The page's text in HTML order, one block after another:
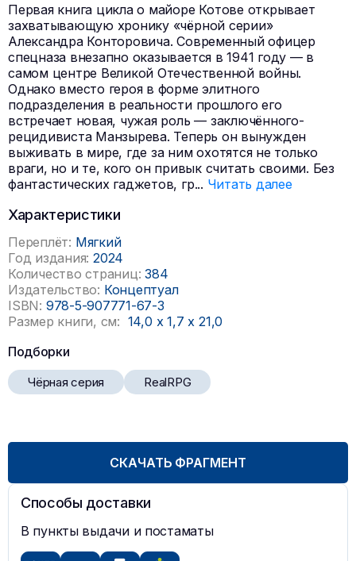
Первая книга цикла о майоре Котове открывает
захватывающую хронику «чёрной серии»
Александра Конторовича. Современный офицер
спецназа внезапно оказывается в 1941 году — в
самом центре Великой Отечественной войны.
Однако вместо героя в форме элитного
подразделения в реальности прошлого его
встречает новая, чужая роль — заключённого-
рецидивиста Манзырева. Теперь он вынужден
выживать в мире, где за ним охотятся не только
враги, но и те, кого он привык считать своими. Без
фантастических гаджетов, гр... Читать далее
Характеристики
Переплёт: Мягкий
Год издания: 2024
Количество страниц: 384
Издательство: Концептуал
ISBN: 978-5-907771-67-3
Размер книги, см: 14,0 x 1,7 x 21,0
Подборки
Чёрная серия RealRPG
СКАЧАТЬ ФРАГМЕНТ
Способы доставки
В пункты выдачи и постаматы